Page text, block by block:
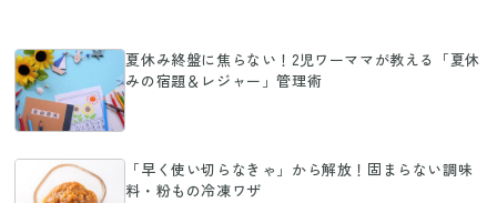
夏休み終盤に焦らない！2児ワーママが教える「夏休
みの宿題＆レジャー」管理術
「早く使い切らなきゃ」から解放！固まらない調味
料・粉もの冷凍ワザ